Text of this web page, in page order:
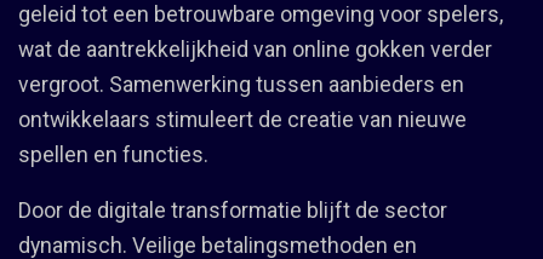
geleid tot een betrouwbare omgeving voor spelers,
wat de aantrekkelijkheid van online gokken verder
vergroot. Samenwerking tussen aanbieders en
ontwikkelaars stimuleert de creatie van nieuwe
spellen en functies.
Door de digitale transformatie blijft de sector
dynamisch. Veilige betalingsmethoden en